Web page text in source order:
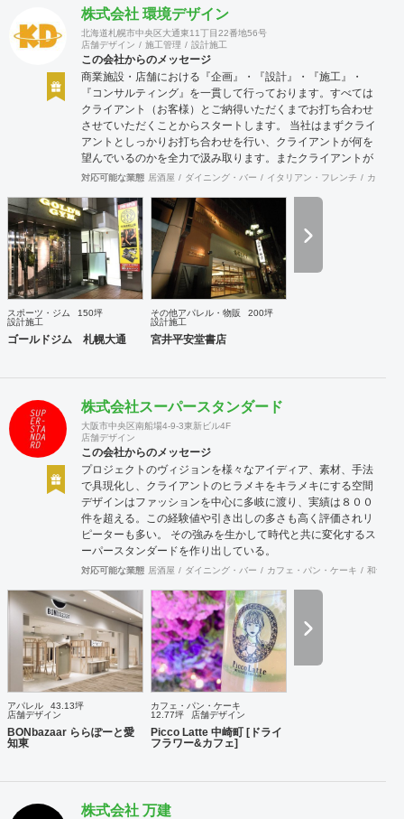
自信をもち後悔しない人生を送るために。まだ気づいていな
いあなたに送る。 何を? 誰しもその人しかもっていない個性
が存在する。その個性を最大にいかした商いをみつけだし生
み出していく。小商いだっていい、個人が幸せであり直接届
けることのできる範囲での人も幸せにできるのだから。 どう
やって? akinauは人生100年100事業を掲げて100年続くよう
な商いを生み出し続けていく。そのヒントは社内だけではな
く関係する全ての人と考えて創り出す。そのために
akinautalkなど会話のなかから発生するおもしろアイデアを
尊重し、実行しつづけていく。 コンセプト ビジョンと顧客
株式会社 環境デザイン
北海道札幌市中央区大通東11丁目22番地56号
店舗デザイン
施工管理 設計施工
この会社からのメッセージ
商業施設・店舗における『企画』・『設計』・『施工』・
『コンサルティング』を一貫して行っております。すべては
クライアント（お客様）とご納得いただくまでお打ち合わせ
させていただくことからスタートします。 当社はまずクライ
アントとしっかりお打ち合わせを行い、クライアントが何を
望んでいるのかを全力で汲み取ります。またクライアントが
思い描いていることをどのように表現していいのかお困りの
培ってきた当社ならではのノウハウでご提案いたします。
対応可能な業態 居酒屋 ダイニング・バー イタリアン・フレンチ カフェ
スポーツ・ジム
150坪
設計施工
ゴールドジム 札幌大通
その他アパレル・物販
200坪
設計施工
宮井平安堂書店
株式会社スーパースタンダード
大阪市中央区南船場4-9-3東新ビル4F
店舗デザイン
この会社からのメッセージ
プロジェクトのヴィジョンを様々なアイディア、素材、手法
で具現化し、クライアントのヒラメキをキラメキにする空間
デザインはファッションを中心に多岐に渡り、実績は８００
件を超える。この経験値や引き出しの多さも高く評価されリ
ピーターも多い。 その強みを生かして時代と共に変化するス
ーパースタンダードを作り出している。
対応可能な業態 居酒屋 ダイニング・バー カフェ・パン・ケーキ 和食・
アパレル
43.13坪
店舗デザイン
BONbazaar ららぽーと愛
知東
カフェ・パン・ケーキ
12.77坪
店舗デザイン
Picco Latte 中崎町 [ドライ
フラワー&カフェ]
株式会社 万建